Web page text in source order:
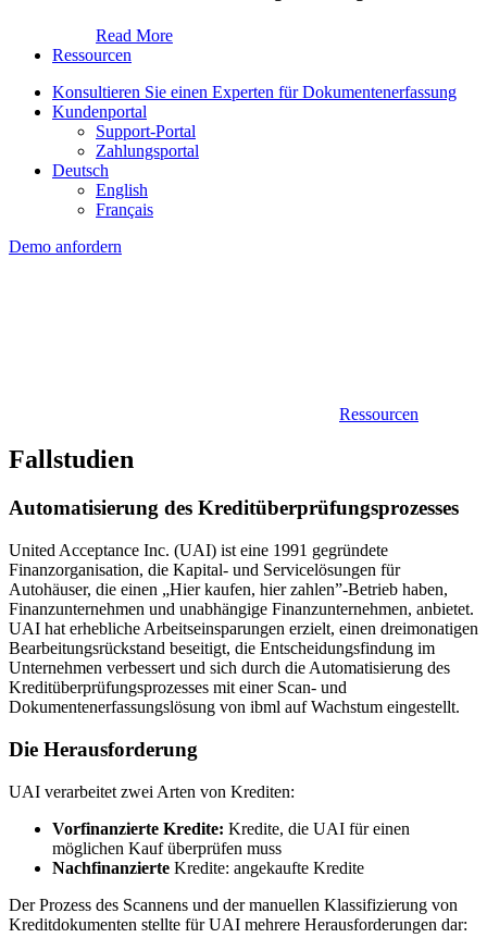
Read More
Ressourcen
Konsultieren Sie einen Experten für Dokumentenerfassung
Kundenportal
Support-Portal
Zahlungsportal
Deutsch
English
Français
Demo anfordern
Ressourcen
Fallstudien
Automatisierung des Kreditüberprüfungsprozesses
United Acceptance Inc. (UAI) ist eine 1991 gegründete
Finanzorganisation, die Kapital- und Servicelösungen für
Autohäuser, die einen „Hier kaufen, hier zahlen”-Betrieb haben,
Finanzunternehmen und unabhängige Finanzunternehmen, anbietet.
UAI hat erhebliche Arbeitseinsparungen erzielt, einen dreimonatigen
Bearbeitungsrückstand beseitigt, die Entscheidungsfindung im
Unternehmen verbessert und sich durch die Automatisierung des
Kreditüberprüfungsprozesses mit einer Scan- und
Dokumentenerfassungslösung von ibml auf Wachstum eingestellt.
Die Herausforderung
UAI verarbeitet zwei Arten von Krediten:
Vorfinanzierte Kredite: Kredite, die UAI für einen
möglichen Kauf überprüfen muss
Nachfinanzierte Kredite: angekaufte Kredite
Der Prozess des Scannens und der manuellen Klassifizierung von
Kreditdokumenten stellte für UAI mehrere Herausforderungen dar: